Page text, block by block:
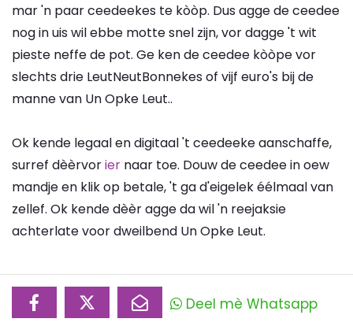
mar 'n paar ceedeekes te kòòp. Dus agge de ceedee
nog in uis wil ebbe motte snel zijn, vor dagge 't wit
pieste neffe de pot. Ge ken de ceedee kòòpe vor
slechts drie LeutNeutBonnekes of vijf euro's bij de
manne van Un Opke Leut..
Ok kende legaal en digitaal 't ceedeeke aanschaffe,
surref dèèrvorier naar toe. Douw de ceedee in oew
mandje en klik op betale, 't ga d'eigelek éélmaal van
zellef. Ok kende dèèr agge da wil 'n reejaksie
achterlate voor dweilbend Un Opke Leut.
Deel mè Whatsapp